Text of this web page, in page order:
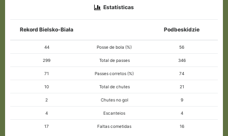
Estatísticas
Rekord Bielsko-Biała Podbeskidzie
44 Posse de bola (%) 56
299 Total de passes 346
71 Passes corretos (%) 74
10 Total de chutes 21
2 Chutes no gol 9
4 Escanteios 4
17 Faltas cometidas 16